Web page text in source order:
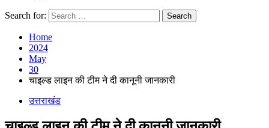
Search for:
Home
2024
May
30
चाइल्ड लाइन की टीम ने दी कानूनी जानकारी
उत्तराखंड